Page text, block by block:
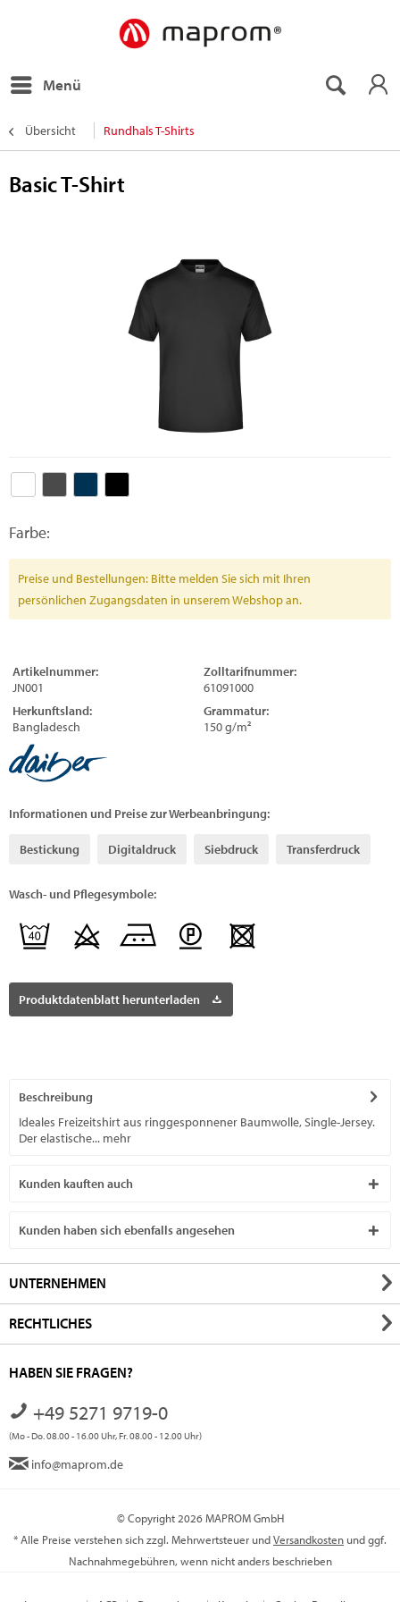
Menü
Übersicht Rundhals T-Shirts
Basic T-Shirt
Farbe:
Preise und Bestellungen: Bitte melden Sie sich mit Ihren
persönlichen Zugangsdaten in unserem Webshop an.
Artikelnummer:
JN001
Zolltarifnummer:
61091000
Herkunftsland:
Bangladesch
Grammatur:
150 g/m²
Informationen und Preise zur Werbeanbringung:
Bestickung Digitaldruck Siebdruck Transferdruck
Wasch- und Pflegesymbole:
Produktdatenblatt herunterladen
Beschreibung
Ideales Freizeitshirt aus ringgesponnener Baumwolle, Single-Jersey.
Der elastische... mehr
Kunden kauften auch
Kunden haben sich ebenfalls angesehen
UNTERNEHMEN
RECHTLICHES
HABEN SIE FRAGEN?
+49 5271 9719-0
(Mo - Do. 08.00 - 16.00 Uhr, Fr. 08.00 - 12.00 Uhr)
info@maprom.de
© Copyright 2026 MAPROM GmbH
* Alle Preise verstehen sich zzgl. Mehrwertsteuer undVersandkosten und ggf.
Nachnahmegebühren, wenn nicht anders beschrieben